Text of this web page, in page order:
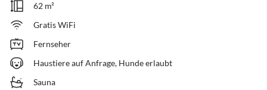
62 m²
Gratis WiFi
Fernseher
Haustiere auf Anfrage, Hunde erlaubt
Sauna